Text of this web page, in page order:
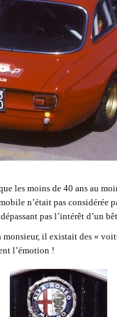
les moins de 40 ans au
n’était pas considérée
pas l’intérêt d’un
monsieur, il existait des «
l’émotion !